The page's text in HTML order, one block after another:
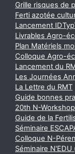
Grille risques de
Ferti azotée
Lancement
Livrables Agro-
Plan Matériels
Colloque Agro-
Lancement du
Les Journées
La Lettre du RMT
Guide bonnes
20th N-
Guide de la
Séminaire
Colloque N-
Séminaire N'EDU